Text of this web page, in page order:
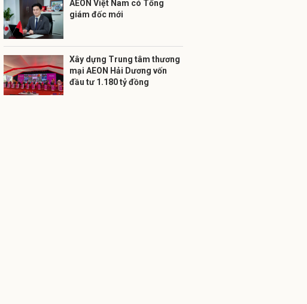
AEON Việt Nam có Tổng
giám đốc mới
Xây dựng Trung tâm thương
mại AEON Hải Dương vốn
đầu tư 1.180 tỷ đồng